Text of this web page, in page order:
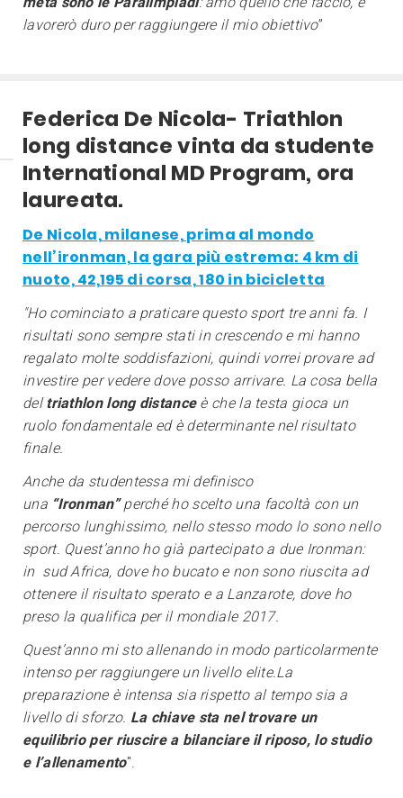
lavorerò duro per raggiungere il mio obiettivo”
Federica De Nicola- Triathlon
long distance vinta da studente
International MD Program, ora
laureata.
De Nicola, milanese, prima al mondo
nell’ironman, la gara più estrema: 4 km di
nuoto, 42,195 di corsa, 180 in bicicletta
"Ho cominciato a praticare questo sport tre anni fa. I
risultati sono sempre stati in crescendo e mi hanno
regalato molte soddisfazioni, quindi vorrei provare ad
investire per vedere dove posso arrivare. La cosa bella
deltriathlon long distance è che la testa gioca un
ruolo fondamentale ed è determinante nel risultato
finale.
Anche da studentessa mi definisco
una “Ironman”perché ho scelto una facoltà con un
percorso lunghissimo, nello stesso modo lo sono nello
sport. Quest’anno ho già partecipato a due Ironman:
in sud Africa, dove ho bucato e non sono riuscita ad
ottenere il risultato sperato e a Lanzarote, dove ho
preso la qualifica per il mondiale 2017.
Quest’anno mi sto allenando in modo particolarmente
intenso per raggiungere un livello elite.La
preparazione è intensa sia rispetto al tempo sia a
livello di sforzo. La chiave sta nel trovare un
equilibrio per riuscire a bilanciare il riposo, lo studio
e l’allenamento".